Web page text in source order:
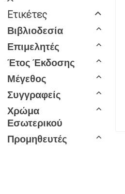
Ετικέτες
Βιβλιοδεσία
Επιμελητές
Έτος Έκδοσης
Μέγεθος
Συγγραφείς
Χρώμα
Εσωτερικού
Προμηθευτές